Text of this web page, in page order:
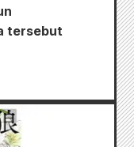
tersebut